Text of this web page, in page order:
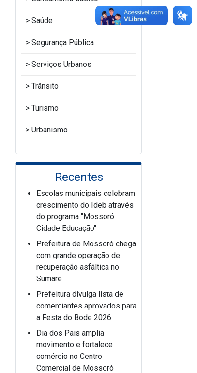
Saúde
Segurança Pública
Serviços Urbanos
Trânsito
Turismo
Urbanismo
Recentes
Escolas municipais celebram
crescimento do Ideb através
do programa "Mossoró
Cidade Educação"
Prefeitura de Mossoró chega
com grande operação de
recuperação asfáltica no
Sumaré
Prefeitura divulga lista de
comerciantes aprovados para
a Festa do Bode 2026
Dia dos Pais amplia
movimento e fortalece
comércio no Centro
Comercial de Mossoró